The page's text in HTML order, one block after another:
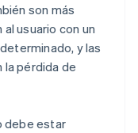
son más
usuario con un
y las
pérdida de
debe estar